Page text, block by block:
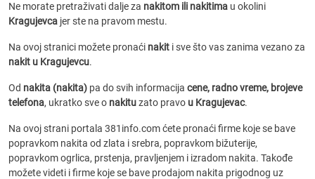
Ne morate pretraživati dalje za nakitom ili nakitima u okolini
Kragujevca jer ste na pravom mestu.
Na ovoj stranici možete pronaći nakit i sve što vas zanima vezano za
nakit u Kragujevcu.
Od nakita (nakita) pa do svih informacija cene, radno vreme, brojeve
telefona, ukratko sve o nakituzato pravo u Kragujevac.
Na ovoj strani portala 381info.com ćete pronaći firme koje se bave
popravkom nakita od zlata i srebra, popravkom bižuterije,
popravkom ogrlica, prstenja, pravljenjem i izradom nakita. Takođe
možete videti i firme koje se bave prodajom nakita prigodnog uz